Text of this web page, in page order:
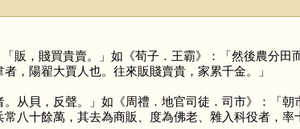
販，賤買貴賣。」如《荀子．王霸》：「然後農分
，陽翟大賈人也。往來販賤賣貴，家累千金。」
从貝，反聲。」如《周禮．地官司徒．司市》：「
八十餘萬，其去為商販、度為佛老、雜入科役者，率